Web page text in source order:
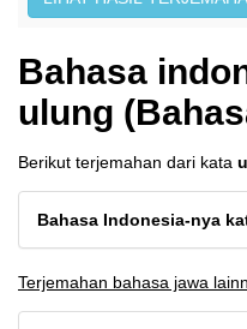
Bahasa
ulung
Berikut terjemahan dari kata
Bahasa Indonesia-nya
Terjemahan bahasa jawa